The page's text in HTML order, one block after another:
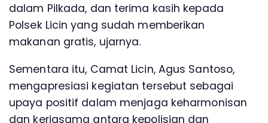
dalam Pilkada, dan terima kasih kepada
Polsek Licin yang sudah memberikan
makanan gratis, ujarnya.
Sementara itu, Camat Licin, Agus Santoso,
mengapresiasi kegiatan tersebut sebagai
upaya positif dalam menjaga keharmonisan
dan kerjasama antara kepolisian dan